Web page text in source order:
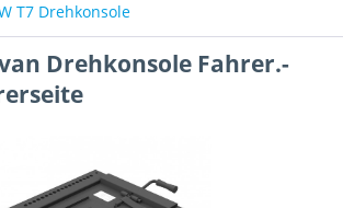
T7 Drehkonsole
Drehkonsole Fahrer.-